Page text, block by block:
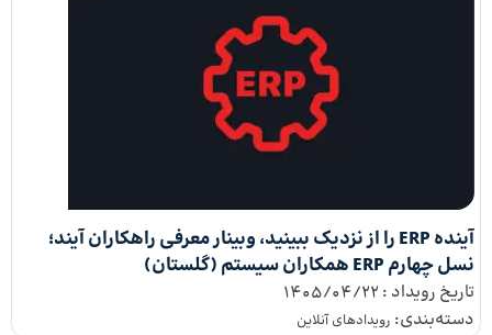
آینده ERP را از نزدیک ببینید، وبینار معرفی راهکاران آیند؛
نسل چهارم ERP همکاران سیستم (گلستان)
تاریخ رویداد : 1405/04/22
دسته‌بندی: رویداد‌های آنلاین